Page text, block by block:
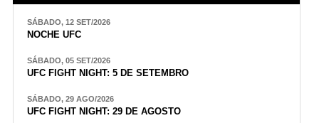
SÁBADO, 12 SET/2026
NOCHE UFC
SÁBADO, 05 SET/2026
UFC FIGHT NIGHT: 5 DE SETEMBRO
SÁBADO, 29 AGO/2026
UFC FIGHT NIGHT: 29 DE AGOSTO